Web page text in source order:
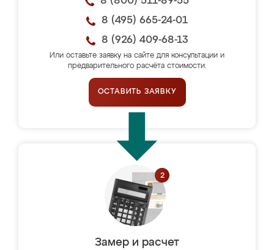
8 (495) 665-24-01
8 (926) 409-68-13
Или оставьте заявку на сайте для консультации и
предварительного расчёта стоимости.
ОСТАВИТЬ ЗАЯВКУ
Замер и расчет